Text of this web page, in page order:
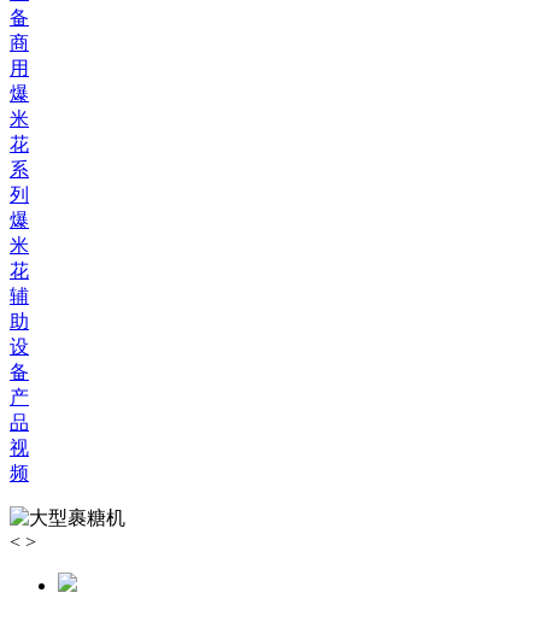
备
商
用
爆
米
花
系
列
爆
米
花
辅
助
设
备
产
品
视
频
< >